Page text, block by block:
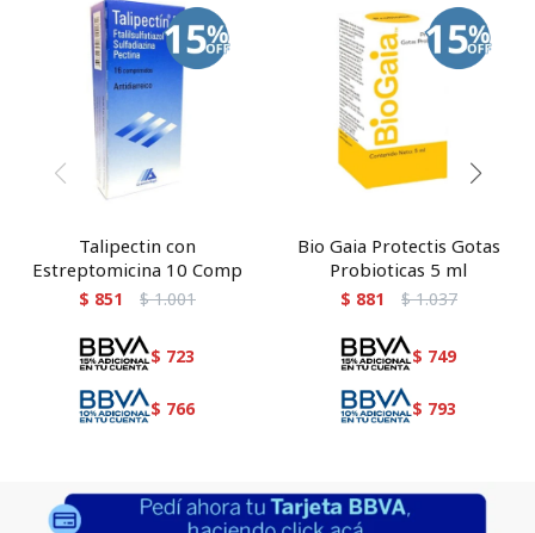
Talipectin con
Estreptomicina 10 Comp
$ 851 $ 1.001
$ 723
$ 766
Bio Gaia Protectis Gotas
Probioticas 5 ml
$ 881 $ 1.037
$ 749
$ 793